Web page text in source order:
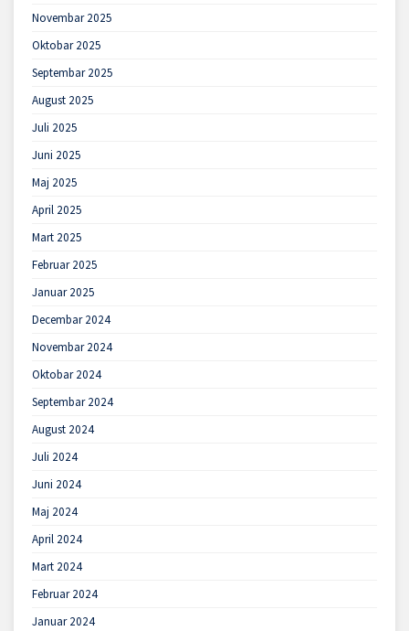
Novembar 2025
Oktobar 2025
Septembar 2025
August 2025
Juli 2025
Juni 2025
Maj 2025
April 2025
Mart 2025
Februar 2025
Januar 2025
Decembar 2024
Novembar 2024
Oktobar 2024
Septembar 2024
August 2024
Juli 2024
Juni 2024
Maj 2024
April 2024
Mart 2024
Februar 2024
Januar 2024